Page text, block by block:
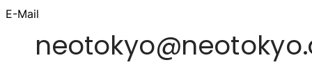
E-Mail